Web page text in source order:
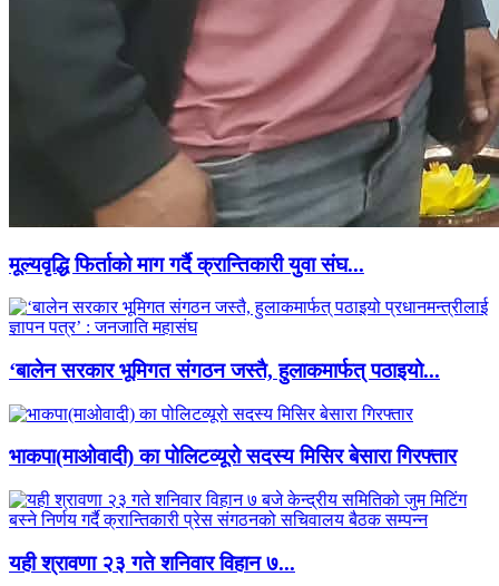
मूल्यवृद्धि फिर्ताको माग गर्दै क्रान्तिकारी युवा संघ...
‘बालेन सरकार भूमिगत संगठन जस्तै, हुलाकमार्फत् पठाइयो...
भाकपा(माओवादी) का पोलिटव्यूरो सदस्य मिसिर बेसारा गिरफ्तार
यही श्रावणा २३ गते शनिवार विहान ७...